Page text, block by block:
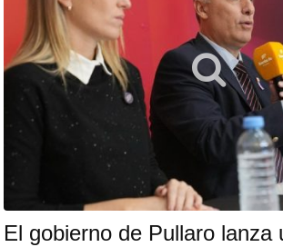
El gobierno de Pullaro lanza